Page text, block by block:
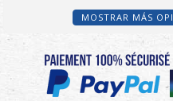
MOSTRAR MÁS